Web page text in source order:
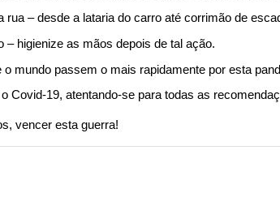
– desde a lataria do carro até corrimão de
higienize as mãos depois de tal ação.
mundo passem o mais rapidamente por esta
Covid-19, atentando-se para todas as
vencer esta guerra!